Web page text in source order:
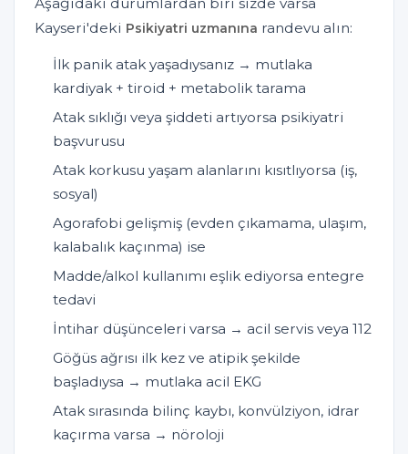
Aşağıdaki durumlardan biri sizde varsa
Kayseri'deki Psikiyatri uzmanına randevu alın:
İlk panik atak yaşadıysanız → mutlaka
kardiyak + tiroid + metabolik tarama
Atak sıklığı veya şiddeti artıyorsa psikiyatri
başvurusu
Atak korkusu yaşam alanlarını kısıtlıyorsa (iş,
sosyal)
Agorafobi gelişmiş (evden çıkamama, ulaşım,
kalabalık kaçınma) ise
Madde/alkol kullanımı eşlik ediyorsa entegre
tedavi
İntihar düşünceleri varsa → acil servis veya 112
Göğüs ağrısı ilk kez ve atipik şekilde
başladıysa → mutlaka acil EKG
Atak sırasında bilinç kaybı, konvülziyon, idrar
kaçırma varsa → nöroloji